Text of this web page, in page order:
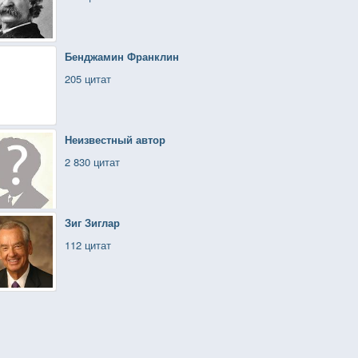
Бенджамин Франклин
205 цитат
Неизвестный автор
2 830 цитат
Зиг Зиглар
112 цитат